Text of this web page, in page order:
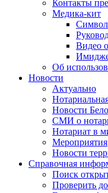
Контакты
Медика-кит
Видео
Об
Новости
Актуально
Новости
СМИ о
Нотариат в
Мероприятия
Новости
Справочная
Поиск
Проверить